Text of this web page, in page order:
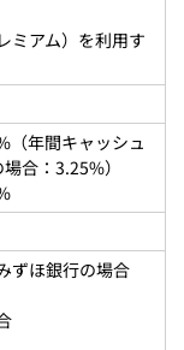
ミアム）を利用す
（年間キャッシュ
合：3.25%）
ずほ銀行の場合